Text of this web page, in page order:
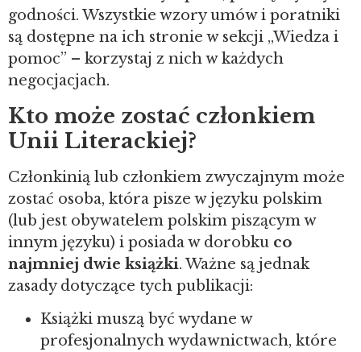
godności. Wszystkie wzory umów i poratniki
są dostępne na ich stronie w sekcji „Wiedza i
pomoc” – korzystaj z nich w każdych
negocjacjach.
Kto może zostać członkiem
Unii Literackiej?
Członkinią lub członkiem zwyczajnym może
zostać osoba, która pisze w języku polskim
(lub jest obywatelem polskim piszącym w
innym języku) i posiada w dorobku co
najmniej dwie książki. Ważne są jednak
zasady dotyczące tych publikacji:
Książki muszą być wydane w
profesjonalnych wydawnictwach, które